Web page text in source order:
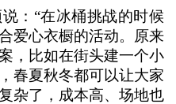
“在冰桶挑战的时候
爱心衣橱的活动。原来
，比如在街头建一个小
春夏秋冬都可以让大家
杂了，成本高、场地也